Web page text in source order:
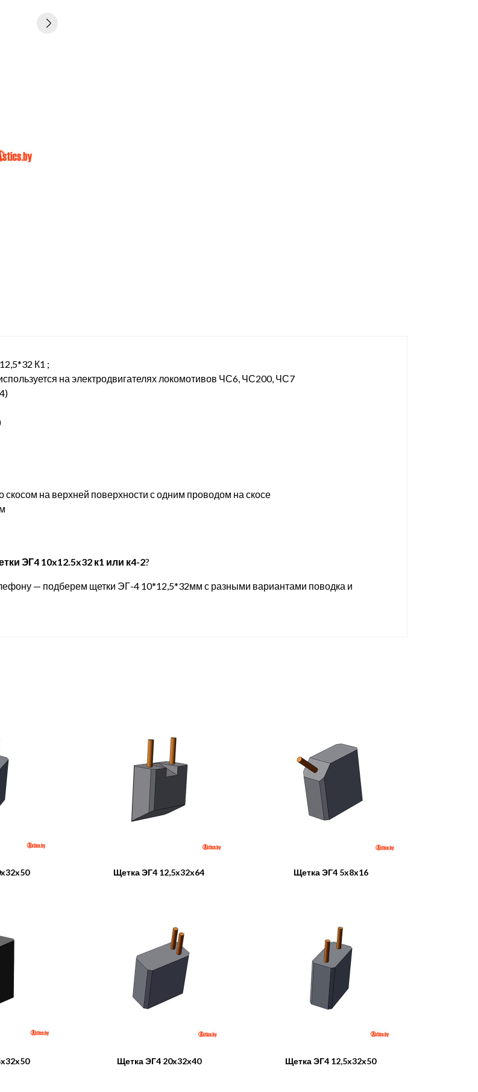
К1 ;
на электродвигателях локомотивов ЧС6, ЧС200, ЧС7
скосом на верхней поверхности с одним проводом на скосе
ЭГ4 10x12.5x32 к1 или к4-2?
— подберем щетки ЭГ-4 10*12,5*32мм с разными вариантами поводка и
Щетка ЭГ4 12,5x32x64 Щетка ЭГ4 5x8x16
Щетка ЭГ4 20x32x40 Щетка ЭГ4 12,5x32x50